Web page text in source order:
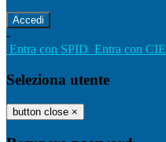
-
Entra con SPID Entra con CIE
Seleziona utente
button close ×